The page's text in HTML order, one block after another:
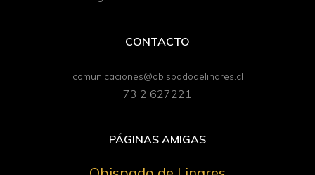
CONTACTO
comunicaciones@obispadodelinares.cl
73 2 627221
PÁGINAS AMIGAS